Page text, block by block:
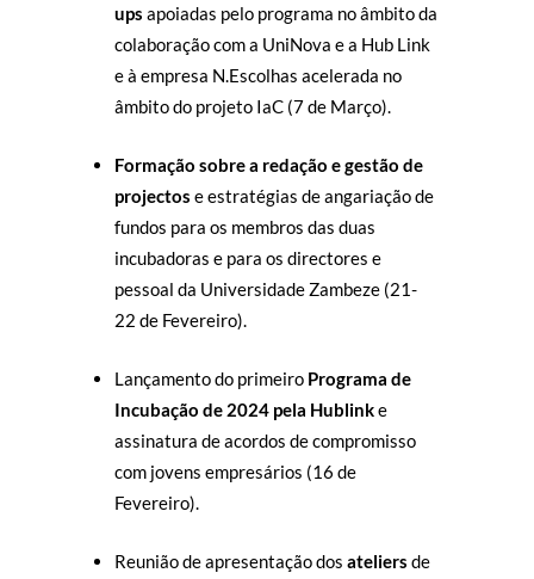
ups apoiadas pelo programa no âmbito da
colaboração com a UniNova e a Hub Link
e à empresa N.Escolhas acelerada no
âmbito do projeto IaC (7 de Março).
Formação sobre a redação e gestão de
projectos e estratégias de angariação de
fundos para os membros das duas
incubadoras e para os directores e
pessoal da Universidade Zambeze (21-
22 de Fevereiro).
Lançamento do primeiro Programa de
Incubação de 2024 pela Hublinke
assinatura de acordos de compromisso
com jovens empresários (16 de
Fevereiro).
Reunião de apresentação dos ateliers de